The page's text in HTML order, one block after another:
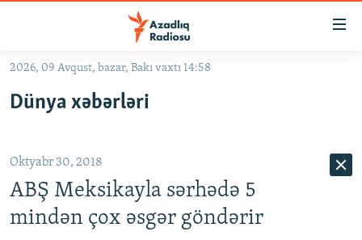
Əsas
qayıt
qayıt
Axtarışa
#İZAHLA
#ƏSLINDƏ
FƏRQƏ BAX
QANUNI DOĞRU
2026, 09 Avqust, bazar, Bakı vaxtı 14:58
Dünya xəbərləri
Oktyabr 30, 2018
ABŞ Meksikayla sərhədə 5
mindən çox əsgər göndərir